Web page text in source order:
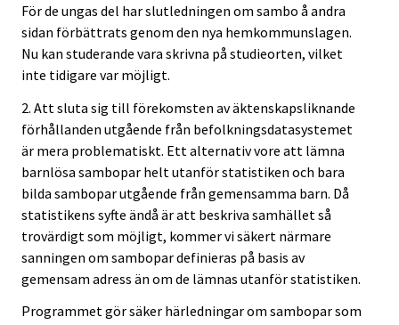
För de ungas del har slutledningen om sambo å andra
sidan förbättrats genom den nya hemkommunslagen.
Nu kan studerande vara skrivna på studieorten, vilket
inte tidigare var möjligt.
2. Att sluta sig till förekomsten av äktenskapsliknande
förhållanden utgående från befolkningsdatasystemet
är mera problematiskt. Ett alternativ vore att lämna
barnlösa sambopar helt utanför statistiken och bara
bilda sambopar utgående från gemensamma barn. Då
statistikens syfte ändå är att beskriva samhället så
trovärdigt som möjligt, kommer vi säkert närmare
sanningen om sambopar definieras på basis av
gemensam adress än om de lämnas utanför statistiken.
Programmet gör säker härledningar om sambopar som